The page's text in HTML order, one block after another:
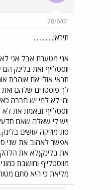
28/6/01
תיראי.............
אני מטערת אבל אני
ווסטלייף ואת בלינק הם
תראי אולי את אוהבת
לך פוסטרים שלהם
ומי לא למי יש חברה
ווסטלייף ובאמת את
ויש לי שאלה שאם תדעי
סוג מוזיקה עושים
אפשר לאהוב את שני
את בלינק(לא את
מווסטלייף וחושבת
מליאת כי היא סתם